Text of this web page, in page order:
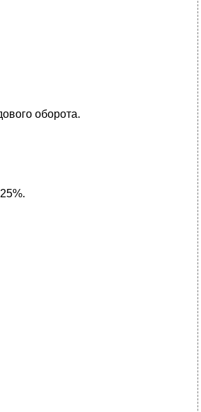
оборота.